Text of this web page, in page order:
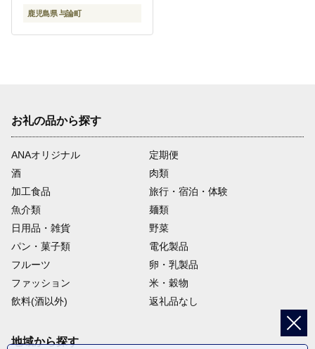
ーポン トラベル 人気 お
論 ヨロン 与論島 JDS01
鹿児島県 与論町
お礼の品から探す
ANAオリジナル
定期便
酒
肉類
加工食品
旅行・宿泊・体験
魚介類
麺類
日用品・雑貨
野菜
パン・菓子類
電化製品
フルーツ
卵・乳製品
ファッション
米・穀物
飲料(酒以外)
返礼品なし
地域から探す